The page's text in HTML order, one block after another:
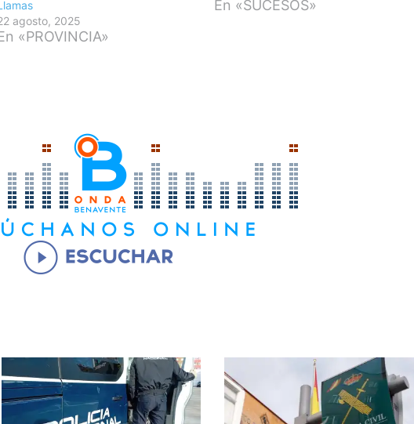
agosto, 2025
«PROVINCIA»
En «SUCESOS»